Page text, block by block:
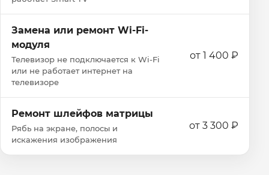
Замена или ремонт Wi‑Fi-
модуля
Телевизор не подключается к Wi‑Fi
или не работает интернет на
телевизоре
от 1 400 ₽
Ремонт шлейфов матрицы
Рябь на экране, полосы и
искажения изображения
от 3 300 ₽